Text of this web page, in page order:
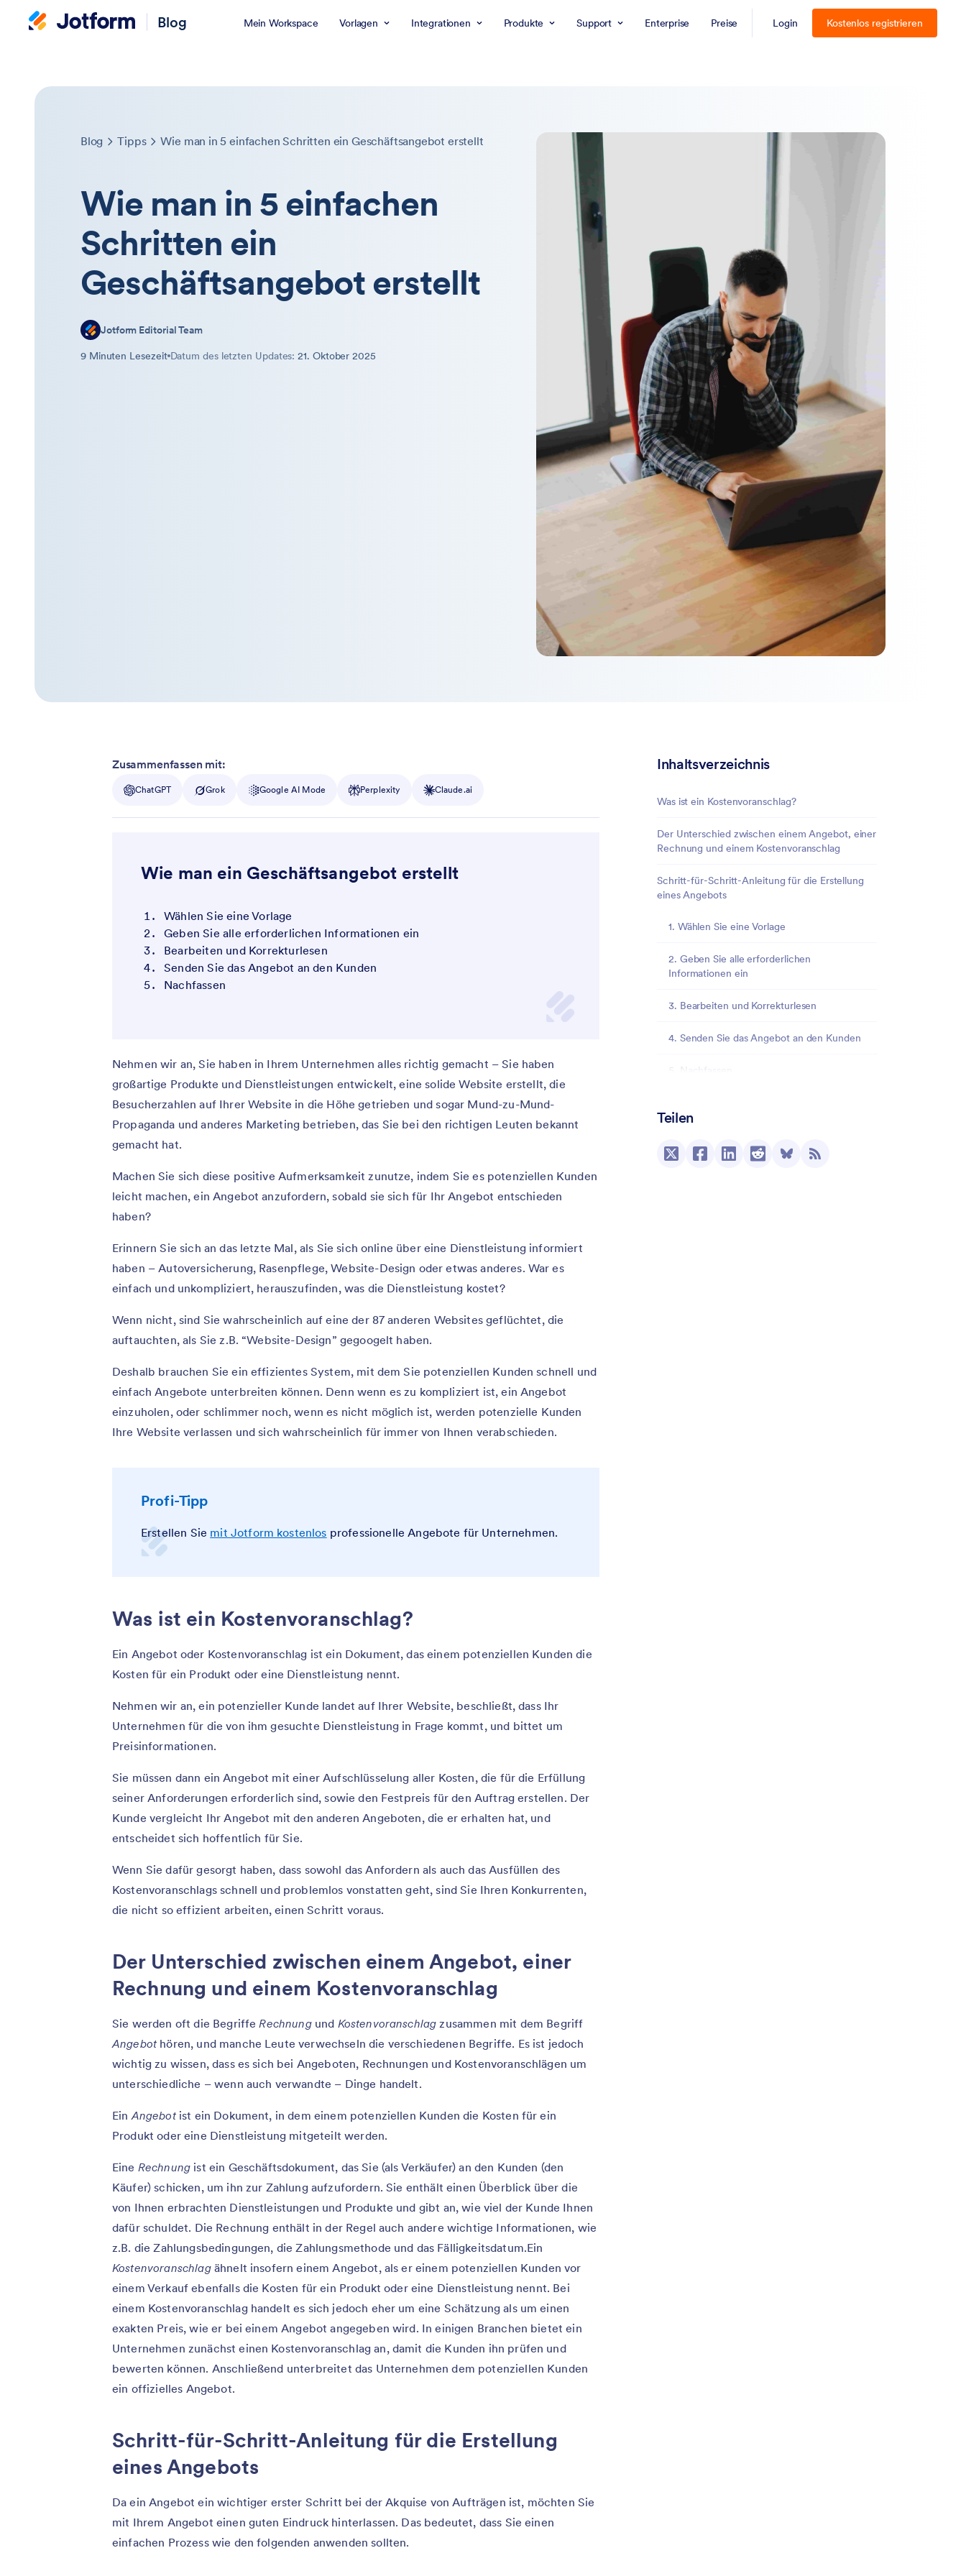
Blog Mein Workspace Vorlagen Integrationen Produkte Support Enterprise Preise Login Kostenlos registrieren
Blog Tipps Wie man in 5 einfachen Schritten ein Geschäftsangebot erstellt
Wie man in 5 einfachen
Schritten ein
Geschäftsangebot erstellt
Jotform Editorial Team
9 Minuten Lesezeit Datum des letzten Updates: 21. Oktober 2025
Inhaltsverzeichnis
Was ist ein Kostenvoranschlag?
Der Unterschied zwischen einem Angebot, einer
Rechnung und einem Kostenvoranschlag
Schritt-für-Schritt-Anleitung für die Erstellung
eines Angebots
1. Wählen Sie eine Vorlage
2. Geben Sie alle erforderlichen
Informationen ein
3. Bearbeiten und Korrekturlesen
4. Senden Sie das Angebot an den Kunden
5. Nachfassen
Angebots beachten sollte
Teilen
Zusammenfassen mit:
ChatGPT Grok Google AI Mode Perplexity Claude.ai
Wie man ein Geschäftsangebot erstellt
Wählen Sie eine Vorlage
Geben Sie alle erforderlichen Informationen ein
Bearbeiten und Korrekturlesen
Senden Sie das Angebot an den Kunden
Nachfassen
Nehmen wir an, Sie haben in Ihrem Unternehmen alles richtig gemacht – Sie haben
großartige Produkte und Dienstleistungen entwickelt, eine solide Website erstellt, die
Besucherzahlen auf Ihrer Website in die Höhe getrieben und sogar Mund-zu-Mund-
Propaganda und anderes Marketing betrieben, das Sie bei den richtigen Leuten bekannt
gemacht hat.
Machen Sie sich diese positive Aufmerksamkeit zunutze, indem Sie es potenziellen Kunden
leicht machen, ein Angebot anzufordern, sobald sie sich für Ihr Angebot entschieden
haben?
Erinnern Sie sich an das letzte Mal, als Sie sich online über eine Dienstleistung informiert
haben – Autoversicherung, Rasenpflege, Website-Design oder etwas anderes. War es
einfach und unkompliziert, herauszufinden, was die Dienstleistung kostet?
Wenn nicht, sind Sie wahrscheinlich auf eine der 87 anderen Websites geflüchtet, die
auftauchten, als Sie z.B. “Website-Design” gegoogelt haben.
Deshalb brauchen Sie ein effizientes System, mit dem Sie potenziellen Kunden schnell und
einfach Angebote unterbreiten können. Denn wenn es zu kompliziert ist, ein Angebot
einzuholen, oder schlimmer noch, wenn es nicht möglich ist, werden potenzielle Kunden
Ihre Website verlassen und sich wahrscheinlich für immer von Ihnen verabschieden.
Profi-Tipp
Erstellen Sie mit Jotform kostenlos professionelle Angebote für Unternehmen.
Was ist ein Kostenvoranschlag?
Ein Angebot oder Kostenvoranschlag ist ein Dokument, das einem potenziellen Kunden die
Kosten für ein Produkt oder eine Dienstleistung nennt.
Nehmen wir an, ein potenzieller Kunde landet auf Ihrer Website, beschließt, dass Ihr
Unternehmen für die von ihm gesuchte Dienstleistung in Frage kommt, und bittet um
Preisinformationen.
Sie müssen dann ein Angebot mit einer Aufschlüsselung aller Kosten, die für die Erfüllung
seiner Anforderungen erforderlich sind, sowie den Festpreis für den Auftrag erstellen. Der
Kunde vergleicht Ihr Angebot mit den anderen Angeboten, die er erhalten hat, und
entscheidet sich hoffentlich für Sie.
Wenn Sie dafür gesorgt haben, dass sowohl das Anfordern als auch das Ausfüllen des
Kostenvoranschlags schnell und problemlos vonstatten geht, sind Sie Ihren Konkurrenten,
die nicht so effizient arbeiten, einen Schritt voraus.
Der Unterschied zwischen einem Angebot, einer
Rechnung und einem Kostenvoranschlag
Sie werden oft die BegriffeRechnung und Kostenvoranschlagzusammen mit dem Begriff
Angebot hören, und manche Leute verwechseln die verschiedenen Begriffe. Es ist jedoch
wichtig zu wissen, dass es sich bei Angeboten, Rechnungen und Kostenvoranschlägen um
unterschiedliche – wenn auch verwandte – Dinge handelt.
EinAngebot ist ein Dokument, in dem einem potenziellen Kunden die Kosten für ein
Produkt oder eine Dienstleistung mitgeteilt werden.
Eine Rechnung ist ein Geschäftsdokument, das Sie (als Verkäufer) an den Kunden (den
Käufer) schicken, um ihn zur Zahlung aufzufordern. Sie enthält einen Überblick über die
von Ihnen erbrachten Dienstleistungen und Produkte und gibt an, wie viel der Kunde Ihnen
dafür schuldet. Die Rechnung enthält in der Regel auch andere wichtige Informationen, wie
z.B. die Zahlungsbedingungen, die Zahlungsmethode und das Fälligkeitsdatum.Ein
Kostenvoranschlag ähnelt insofern einem Angebot, als er einem potenziellen Kunden vor
einem Verkauf ebenfalls die Kosten für ein Produkt oder eine Dienstleistung nennt. Bei
einem Kostenvoranschlag handelt es sich jedoch eher um eine Schätzung als um einen
exakten Preis, wie er bei einem Angebot angegeben wird. In einigen Branchen bietet ein
Unternehmen zunächst einen Kostenvoranschlag an, damit die Kunden ihn prüfen und
bewerten können. Anschließend unterbreitet das Unternehmen dem potenziellen Kunden
ein offizielles Angebot.
Schritt-für-Schritt-Anleitung für die Erstellung
eines Angebots
Da ein Angebot ein wichtiger erster Schritt bei der Akquise von Aufträgen ist, möchten Sie
mit Ihrem Angebot einen guten Eindruck hinterlassen. Das bedeutet, dass Sie einen
einfachen Prozess wie den folgenden anwenden sollten.